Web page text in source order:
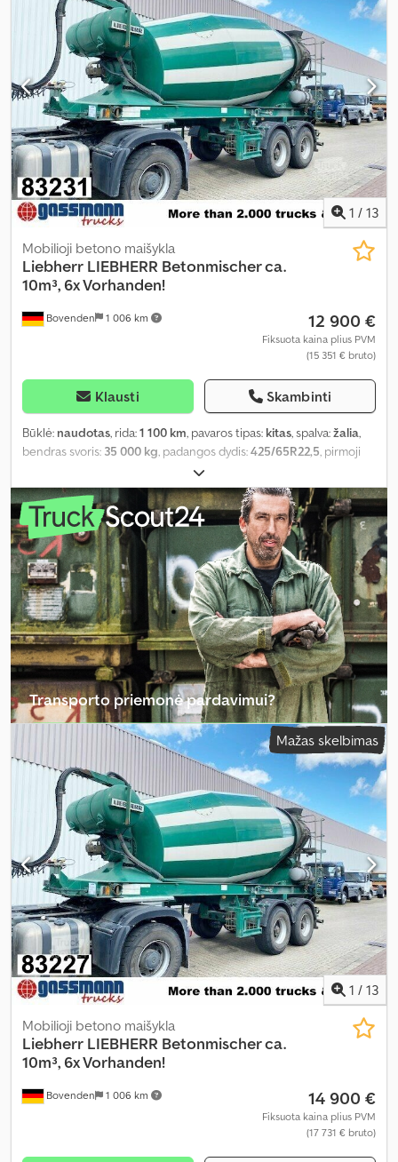
1 / 13
Bovenden 1 006 km
Mobilioji betono maišykla
Liebherr LIEBHERR Betonmischer ca.
10m³, 6x Vorhanden!
12 900 €
Fiksuota kaina plius PVM
(15 351 € bruto)
Klausti Skambinti
Būklė: naudotas, rida:1 100 km, pavaros tipas: kitas, spalva:žalia,
bendras svoris: 35 000 kg, padangos dydis:425/65R22,5, pirmoji
oras
vairuotojo kabina:kitas, ratų bazė:1 300 mm, Įranga:ABS,
Transporto priemonė pardavimui?
Sukurti skelbimą Mažas skelbimas
1 / 13
Bovenden 1 006 km
Mobilioji betono maišykla
Liebherr LIEBHERR Betonmischer ca.
10m³, 6x Vorhanden!
14 900 €
Fiksuota kaina plius PVM
(17 731 € bruto)